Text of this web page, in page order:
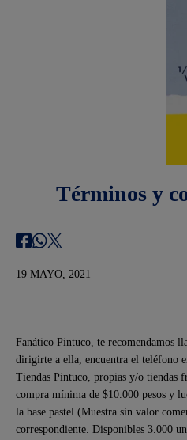
Términos y
19 MAYO, 2021
Fanático Pintuco, te recomendamos
dirigirte a ella, encuentra el teléfono
Tiendas Pintuco, propias y/o tiendas
compra mínima de $10.000 pesos y
la base pastel (Muestra sin valor
correspondiente. Disponibles 3.000